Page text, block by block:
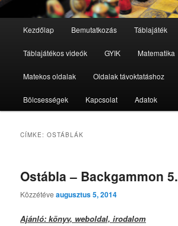
Tovább
az
elsődleges
tartalomra
Tovább
a
másodlagos
tartalomra
Kezdőlap Bemutatkozás Táblajáték
Táblajátékos videók GYIK Matematika
Matekos oldalak Oldalak távoktatáshoz
Bölcsességek Kapcsolat Adatok
CÍMKE:OSTÁBLÁK
Ostábla – Backgammon 5.
Közzétéveaugusztus 5, 2014
Ajánló: könyv, weboldal, irodalom